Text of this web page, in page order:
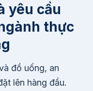
yêu cầu
thực
đồ uống, an
lên hàng đầu.